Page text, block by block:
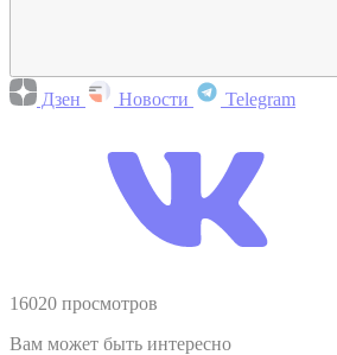
Дзен Новости Telegram
16020 просмотров
Вам может быть интересно